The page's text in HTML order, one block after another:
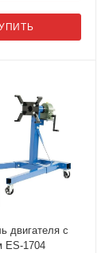
двигателя с
ES-1704